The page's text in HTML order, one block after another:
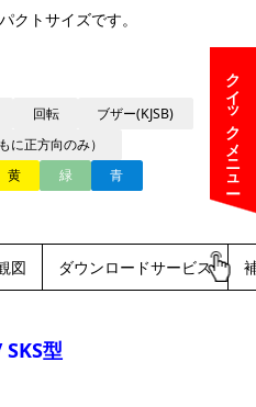
クイックメニュー
クトサイズです。
回転
ブザー(KJSB)
に正方向のみ）
黄 緑 青
図 ダウンロードサービス
SKS型